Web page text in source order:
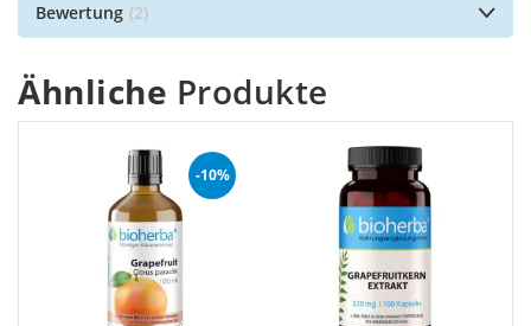
Bewertung 2
Ähnliche Produkte
-10%